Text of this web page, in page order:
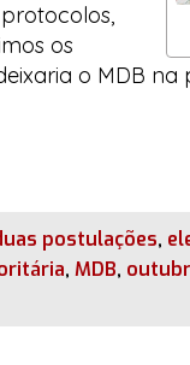
os
o MDB
postulações,
, MDB,